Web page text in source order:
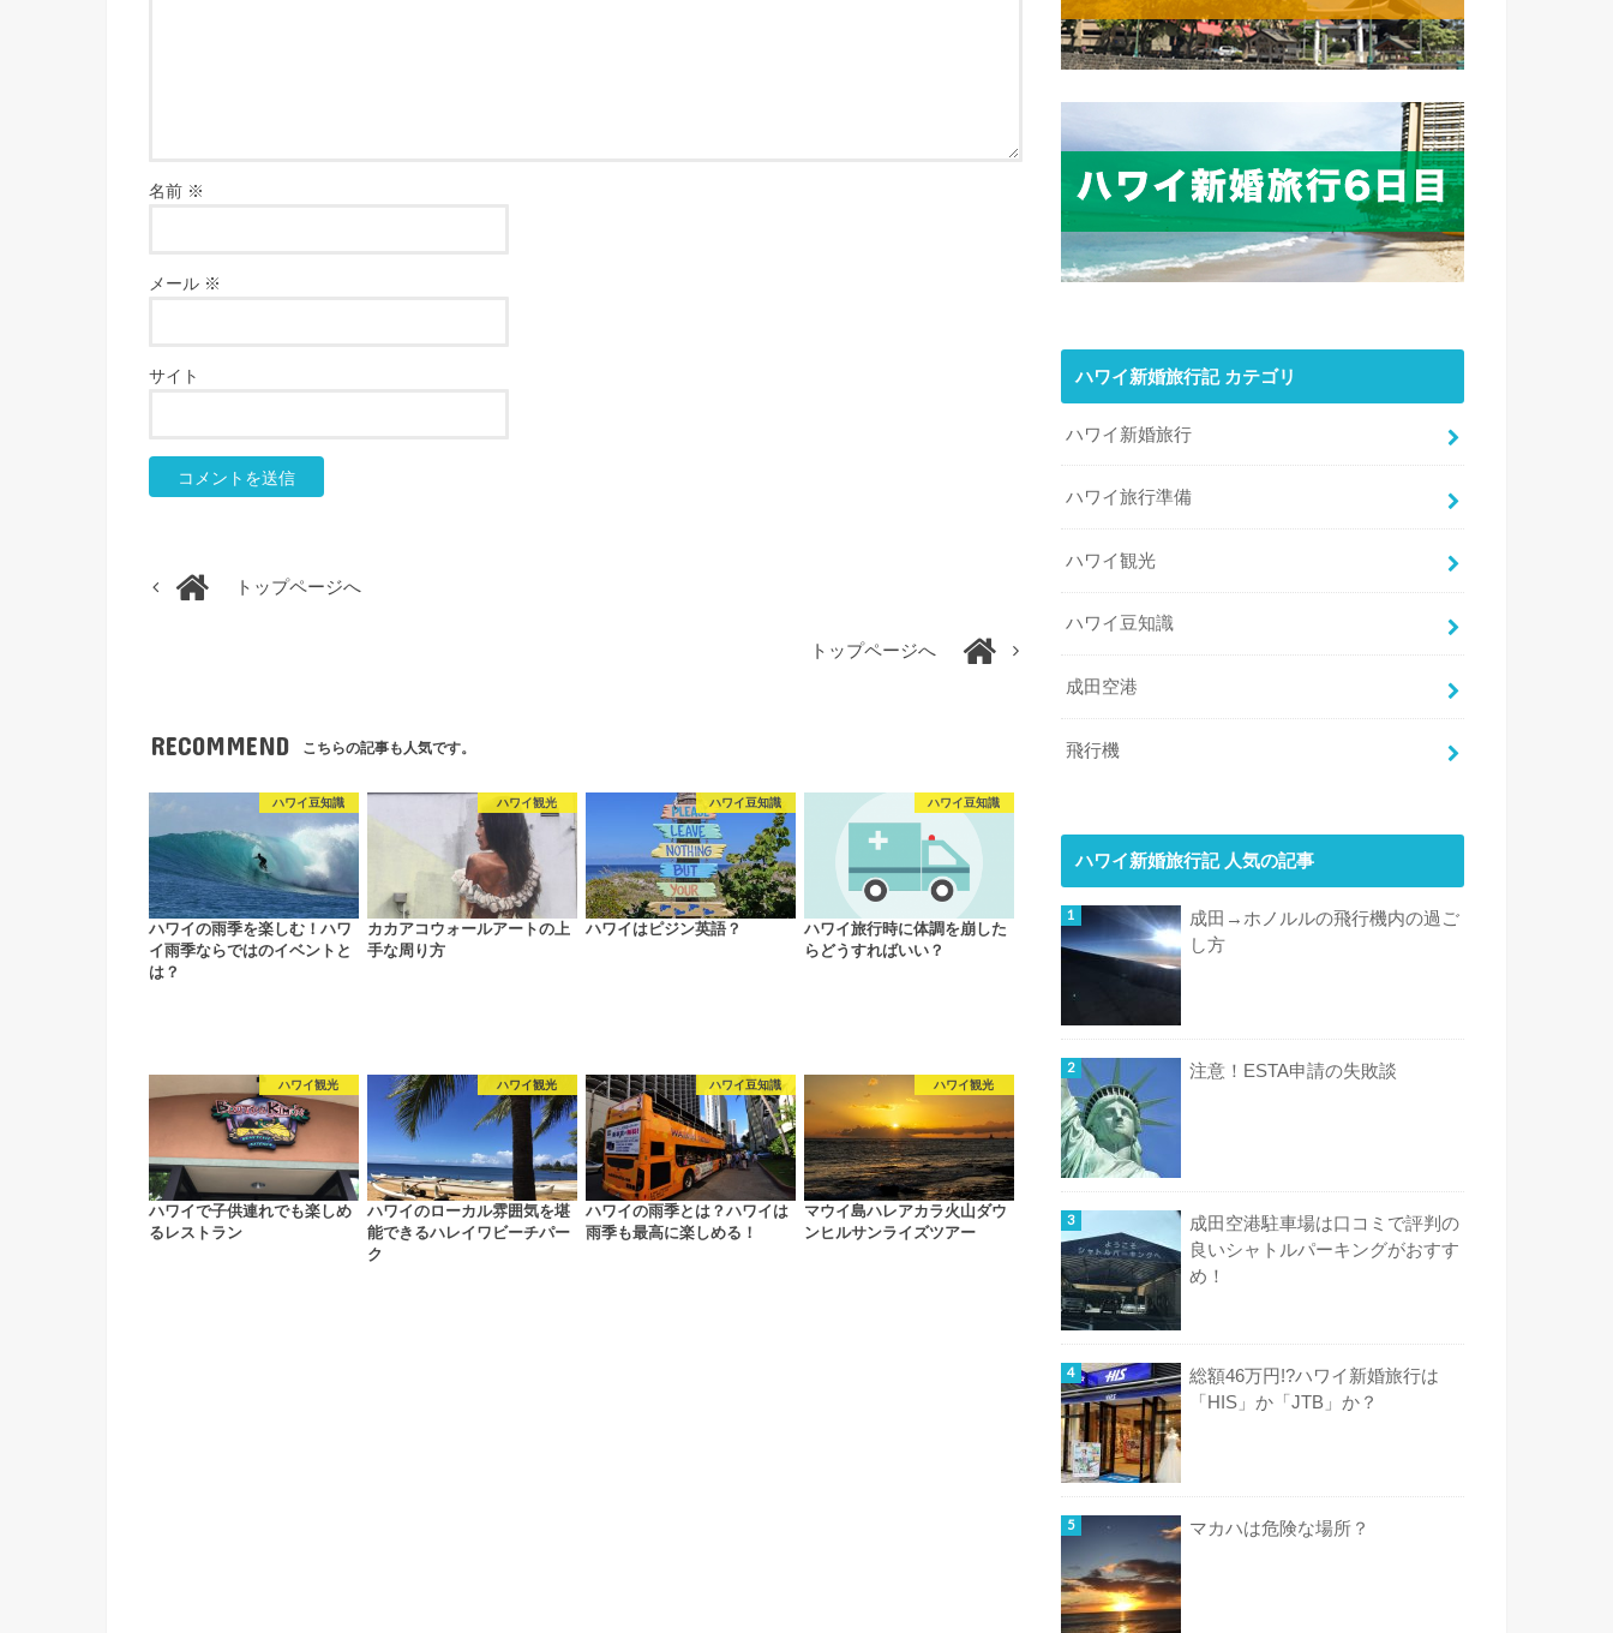
名前 ※
メール ※
サイト
トップページへ
トップページへ
RECOMMEND こちらの記事も人気です。
ハワイ豆知識
ハワイの雨季を楽しむ！ハワ
イ雨季ならではのイベントと
は？
ハワイ観光
カカアコウォールアートの上
手な周り方
ハワイ豆知識
ハワイはピジン英語？
ハワイ豆知識
ハワイ旅行時に体調を崩した
らどうすればいい？
ハワイ観光
ハワイで子供連れでも楽しめ
るレストラン
ハワイ観光
ハワイのローカル雰囲気を堪
能できるハレイワビーチパー
ク
ハワイ豆知識
ハワイの雨季とは？ハワイは
雨季も最高に楽しめる！
ハワイ観光
マウイ島ハレアカラ火山ダウ
ンヒルサンライズツアー
ハワイ新婚旅行記 カテゴリ
ハワイ新婚旅行
ハワイ旅行準備
ハワイ観光
ハワイ豆知識
成田空港
飛行機
ハワイ新婚旅行記 人気の記事
成田→ホノルルの飛行機内の過ご
し方
注意！ESTA申請の失敗談
成田空港駐車場は口コミで評判の
良いシャトルパーキングがおすす
め！
総額46万円!?ハワイ新婚旅行は
「HIS」か「JTB」か？
マカハは危険な場所？